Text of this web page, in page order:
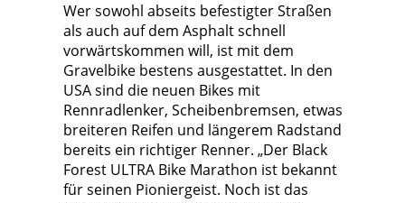
Wer sowohl abseits befestigter Straßen
als auch auf dem Asphalt schnell
vorwärtskommen will, ist mit dem
Gravelbike bestens ausgestattet. In den
USA sind die neuen Bikes mit
Rennradlenker, Scheibenbremsen, etwas
breiteren Reifen und längerem Radstand
bereits ein richtiger Renner. „Der Black
Forest ULTRA Bike Marathon ist bekannt
für seinen Pioniergeist. Noch ist das